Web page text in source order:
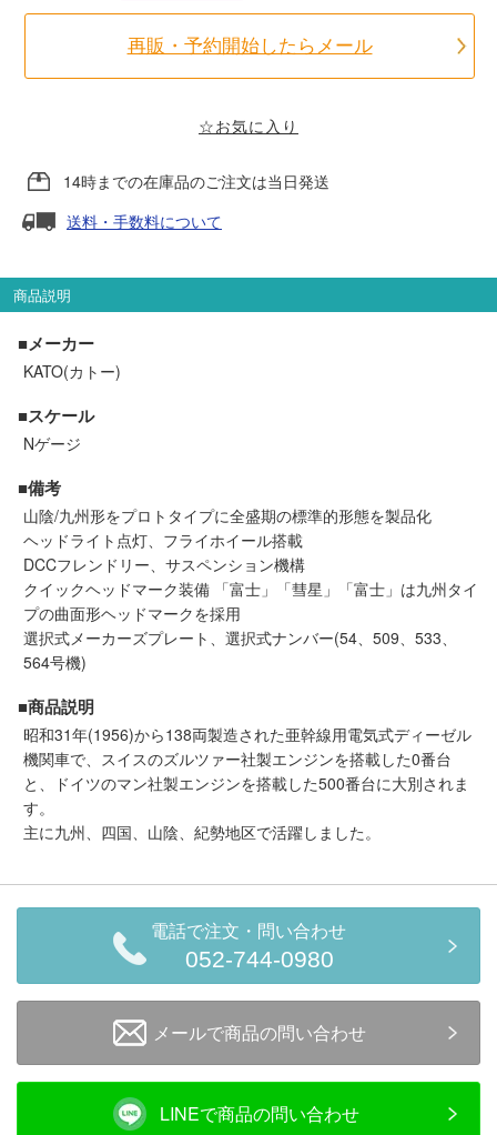
天賞堂
TTC
セール商品
走行エリア別 鉄道模型車両リスト
中部
中国・四国 九州・沖縄
お役立ち情報
鉄道模型の情報
メルマガ登録
ヘルプページ
お問い合せ
ログイン/マイページ
お気に入りリスト
再販・予約開始したらメール
☆お気に入り
14時までの在庫品のご注文は当日発送
送料・手数料について
商品説明
■メーカー
KATO(カトー)
■スケール
Nゲージ
■備考
山陰/九州形をプロトタイプに全盛期の標準的形態を製品化
ヘッドライト点灯、フライホイール搭載
DCCフレンドリー、サスペンション機構
クイックヘッドマーク装備 「富士」「彗星」「富士」は九州タイ
プの曲面形ヘッドマークを採用
選択式メーカーズプレート、選択式ナンバー(54、509、533、
564号機)
■商品説明
昭和31年(1956)から138両製造された亜幹線用電気式ディーゼル
機関車で、スイスのズルツァー社製エンジンを搭載した0番台
と、ドイツのマン社製エンジンを搭載した500番台に大別されま
す。
主に九州、四国、山陰、紀勢地区で活躍しました。
電話で注文・問い合わせ
052-744-0980
メールで商品の問い合わせ
LINEで商品の問い合わせ